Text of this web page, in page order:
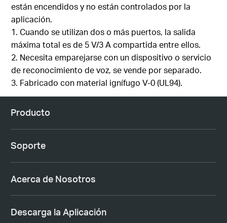
están encendidos y no están controlados por la
aplicación.
1. Cuando se utilizan dos o más puertos, la salida
máxima total es de 5 V/3 A compartida entre ellos.
2. Necesita emparejarse con un dispositivo o servicio
de reconocimiento de voz, se vende por separado.
3. Fabricado con material ignífugo V-0 (UL94).
Producto
Soporte
Acerca de Nosotros
Descarga la Aplicación